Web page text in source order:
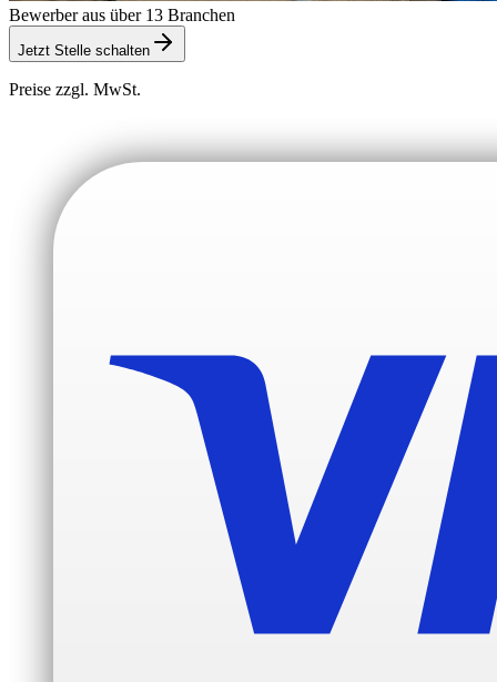
Bewerber aus über 13 Branchen
Jetzt Stelle schalten
Preise zzgl. MwSt.